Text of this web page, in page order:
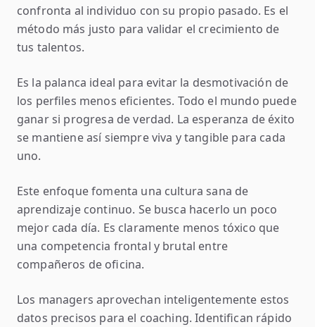
confronta al individuo con su propio pasado. Es el
método más justo para validar el crecimiento de
tus talentos.
Es la palanca ideal para evitar la desmotivación de
los perfiles menos eficientes. Todo el mundo puede
ganar si progresa de verdad. La esperanza de éxito
se mantiene así siempre viva y tangible para cada
uno.
Este enfoque fomenta una cultura sana de
aprendizaje continuo. Se busca hacerlo un poco
mejor cada día. Es claramente menos tóxico que
una competencia frontal y brutal entre
compañeros de oficina.
Los managers aprovechan inteligentemente estos
datos precisos para el coaching. Identifican rápido